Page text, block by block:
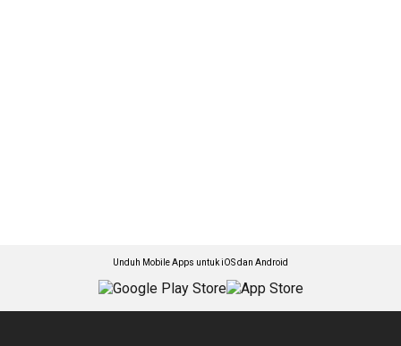
Unduh Mobile Apps untuk iOS dan Android